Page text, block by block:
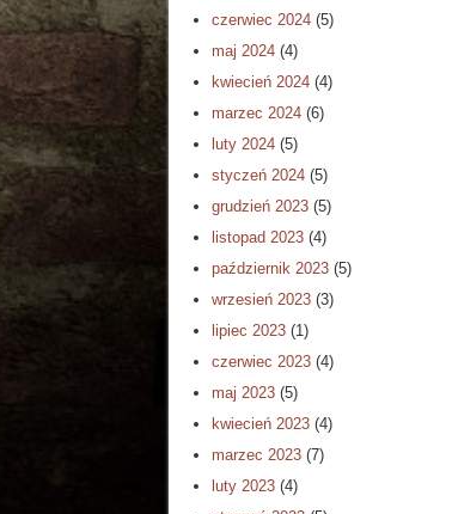
czerwiec 2024 (5)
maj 2024 (4)
kwiecień 2024 (4)
marzec 2024 (6)
luty 2024 (5)
styczeń 2024 (5)
grudzień 2023 (5)
listopad 2023 (4)
październik 2023 (5)
wrzesień 2023 (3)
lipiec 2023 (1)
czerwiec 2023 (4)
maj 2023 (5)
kwiecień 2023 (4)
marzec 2023 (7)
luty 2023 (4)